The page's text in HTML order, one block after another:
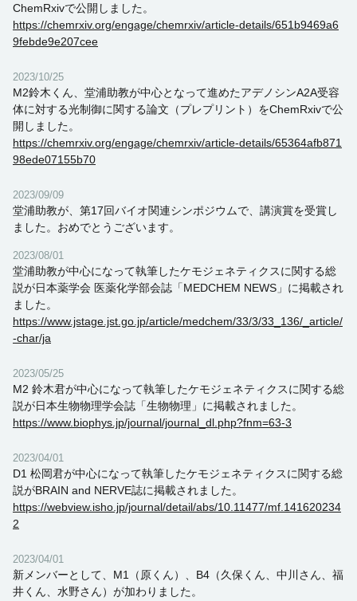
ChemRxivで公開しました。
https://chemrxiv.org/engage/chemrxiv/article-details/651b9469a6
9febde9e207cee
2023/10/25
M2鈴木くん、堂浦助教が中心となって進めたアデノシンA2A受容
体に対する光制御に関する論文（プレプリント）をChemRxivで公
開しました。
https://chemrxiv.org/engage/chemrxiv/article-details/65364afb871
98ede07155b70
2023/09/09
堂浦助教が、第17回バイオ関連シンポジウムで、講演賞を受賞し
ました。おめでとうございます。
2023/08/01
堂浦助教が中心になって執筆したケモジェネティクスに関する総
説が日本薬学会 医薬化学部会誌「MEDCHEM NEWS」に掲載され
ました。
https://www.jstage.jst.go.jp/article/medchem/33/3/33_136/_article/
-char/ja
2023/05/25
M2 鈴木君が中心になって執筆したケモジェネティクスに関する総
説が日本生物物理学会誌「生物物理」に掲載されました。
https://www.biophys.jp/journal/journal_dl.php?fnm=63-3
2023/04/01
D1 松岡君が中心になって執筆したケモジェネティクスに関する総
説がBRAIN and NERVE誌に掲載されました。
https://webview.isho.jp/journal/detail/abs/10.11477/mf.141620234
2
2023/04/01
新メンバーとして、M1（原くん）、B4（久保くん、中川さん、福
井くん、水野さん）が加わりました。